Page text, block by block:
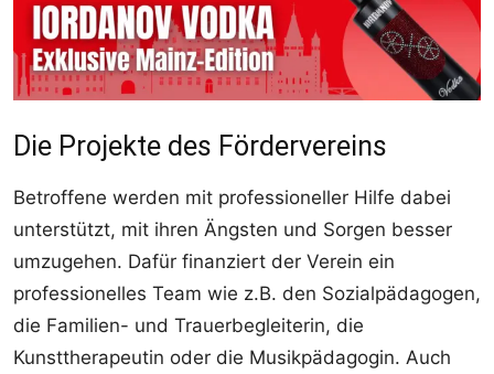
Die Projekte des Fördervereins
Betroffene werden mit professioneller Hilfe dabei
unterstützt, mit ihren Ängsten und Sorgen besser
umzugehen. Dafür finanziert der Verein ein
professionelles Team wie z.B. den Sozialpädagogen,
die Familien- und Trauerbegleiterin, die
Kunsttherapeutin oder die Musikpädagogin. Auch